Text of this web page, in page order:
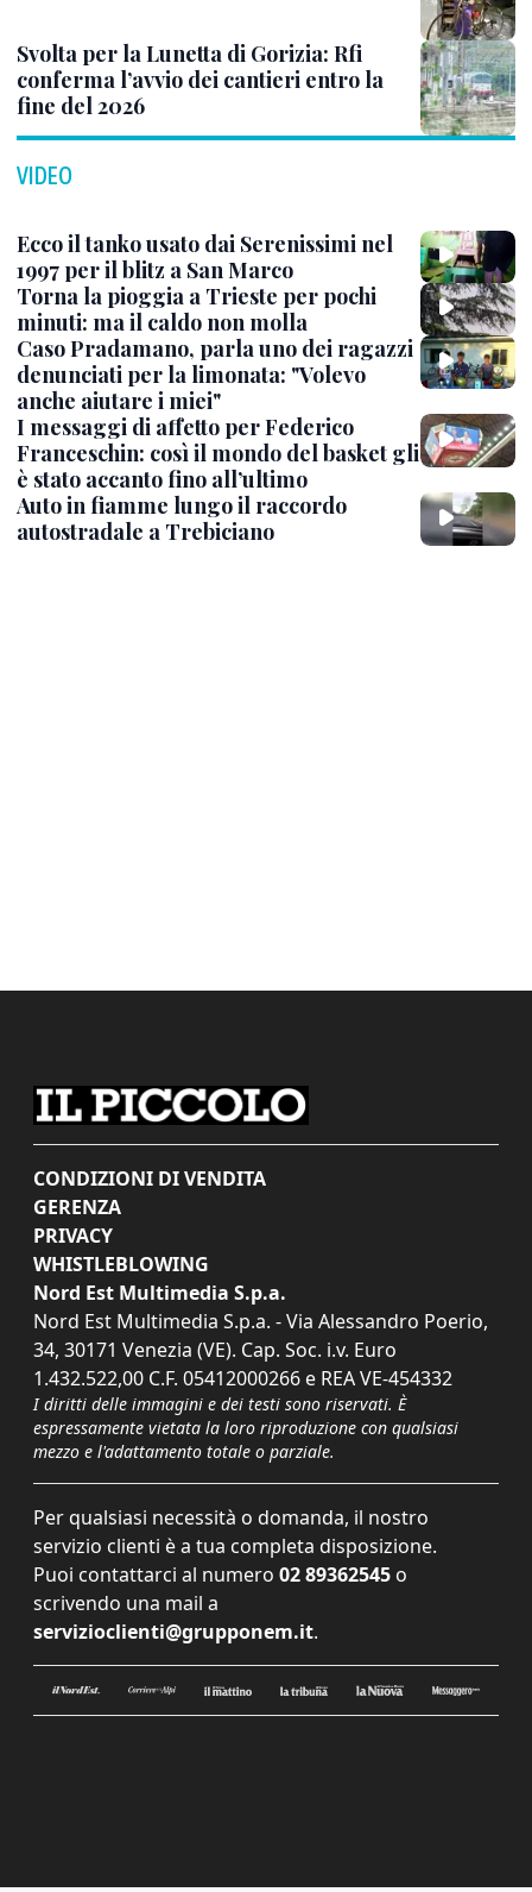
Svolta per la Lunetta di Gorizia: Rfi
conferma l’avvio dei cantieri entro la
fine del 2026
VIDEO
Ecco il tanko usato dai Serenissimi nel
1997 per il blitz a San Marco
Torna la pioggia a Trieste per pochi
minuti: ma il caldo non molla
Caso Pradamano, parla uno dei ragazzi
denunciati per la limonata: "Volevo
anche aiutare i miei"
I messaggi di affetto per Federico
Franceschin: così il mondo del basket gli
è stato accanto fino all’ultimo
Auto in fiamme lungo il raccordo
autostradale a Trebiciano
CONDIZIONI DI VENDITA
GERENZA
PRIVACY
WHISTLEBLOWING
Nord Est Multimedia S.p.a.
Nord Est Multimedia S.p.a. - Via Alessandro Poerio,
34, 30171 Venezia (VE). Cap. Soc. i.v. Euro
1.432.522,00 C.F. 05412000266 e REA VE-454332
I diritti delle immagini e dei testi sono riservati. È
espressamente vietata la loro riproduzione con qualsiasi
mezzo e l'adattamento totale o parziale.
Per qualsiasi necessità o domanda, il nostro
servizio clienti è a tua completa disposizione.
Puoi contattarci al numero 02 89362545 o
scrivendo una mail a
servizioclienti@grupponem.it.